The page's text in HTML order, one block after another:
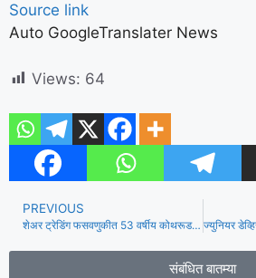
Source link
Auto GoogleTranslater News
Views: 64
PREVIOUS
शेअर ट्रेडिंग फसवणुकीत 53 वर्षीय कोथरूड रहिवासी 71 लाखांचे नुकसान
संबंधित बातम्या